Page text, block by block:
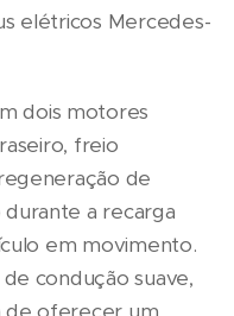
elétricos Mercedes-
dois motores
freio
de
a recarga
em movimento.
condução suave,